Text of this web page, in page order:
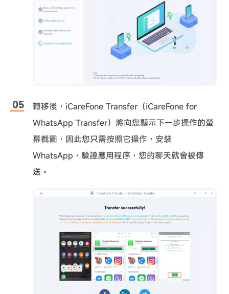
轉移後，iCareFone Transfer（iCareFone for
WhatsApp Transfer）將向您顯示下一步操作的螢
幕截圖，因此您只需按照它操作，安裝
WhatsApp，驗證應用程序，您的聊天就會被傳
送。